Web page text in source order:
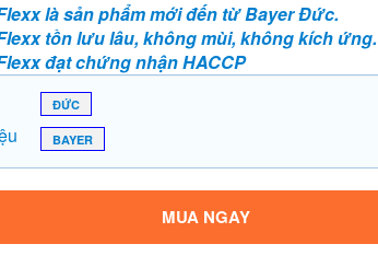
là sản phẩm mới đến từ Bayer Đức.
tồn lưu lâu, không mùi, không kích ứng.
đạt chứng nhận HACCP
ĐỨC
BAYER
MUA NGAY